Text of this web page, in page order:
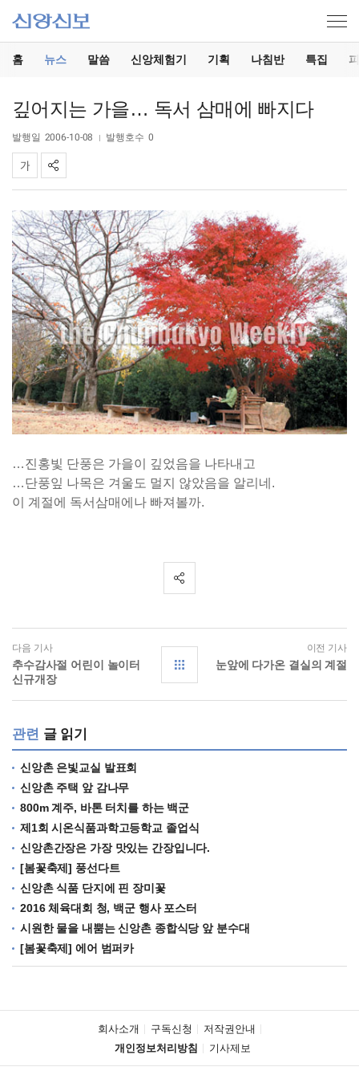
홈 뉴스 말씀 신앙체험기 기획 나침반 특집
깊어지는 가을… 독서 삼매에 빠지다
발행일 2006-10-08 발행호수 0
…진홍빛 단풍은 가을이 깊었음을 나타내고
…단풍잎 나목은 겨울도 멀지 않았음을 알리네.
이 계절에 독서삼매에나 빠져볼까.
다음 기사
추수감사절 어린이 놀이터
신규개장
이전 기사
눈앞에 다가온 결실의 계절
관련 글 읽기
신앙촌 은빛교실 발표회
신앙촌 주택 앞 감나무
800m 계주, 바톤 터치를 하는 백군
제1회 시온식품과학고등학교 졸업식
신앙촌간장은 가장 맛있는 간장입니다.
[봄꽃축제] 풍선다트
신앙촌 식품 단지에 핀 장미꽃
2016 체육대회 청, 백군 행사 포스터
시원한 물을 내뿜는 신앙촌 종합식당 앞 분수대
[봄꽃축제] 에어 범퍼카
회사소개 구독신청
저작권안내
개인정보처리방침
기사제보